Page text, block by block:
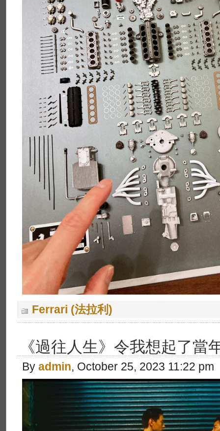
Ferrari (法拉利)
《過往人生》令我想起了當
By admin, October 25, 2023 11:22 pm